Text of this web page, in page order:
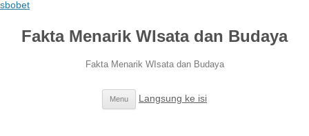
sbobet
Fakta Menarik WIsata dan Budaya
Fakta Menarik WIsata dan Budaya
Menu Langsung ke isi